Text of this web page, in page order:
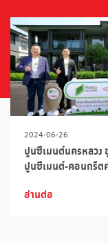
2024-06-26
ปูนซีเมนต์นครหลวง
ปูนซีเมนต์-คอนกรีต
อุณหภูมิโลกเดือด
อ่านต่อ